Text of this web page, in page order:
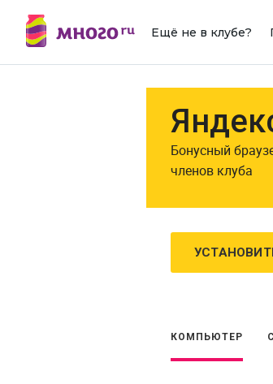
Ещё не в клубе?
Бонусный
членов клуба
КОМПЬЮТЕР